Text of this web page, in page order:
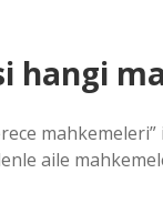
hangi
aile